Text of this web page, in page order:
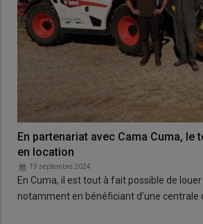
En partenariat avec Cama Cuma, le
en location
19 septembre 2024
En Cuma, il est tout à fait possible de
notamment en bénéficiant d’une centrale